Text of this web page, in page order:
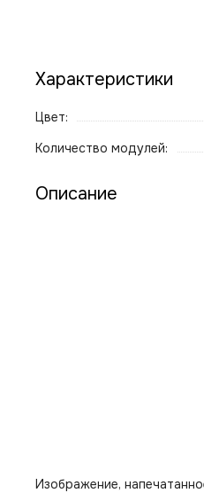
Характеристики
Цвет:
Количество модулей:
Описание
Изображение,